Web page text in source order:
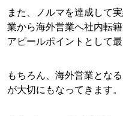
また、ノルマを達成して
業から海外営業へ社内転
アピールポイントとして
もちろん、海外営業とな
が大切にもなってきます。